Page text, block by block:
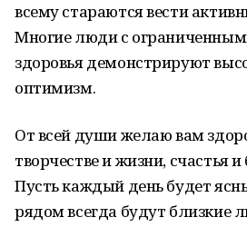
всему стараются вести
Многие люди с
здоровья демонстрируют
оптимизм.
От всей души желаю вам
творчестве и жизни, счастья
Пусть каждый день будет
рядом всегда будут близкие